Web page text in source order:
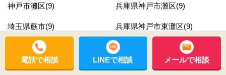
神戸市灘区(9) 兵庫県神戸市灘区(9)
埼玉県蕨市(9) 兵庫県神戸市東灘区(9)
兵庫県神戸市西区(9) 大阪府泉大津市(9)
沼津市(8) 大阪府羽曳野市(8)
電話で相談 LINEで相談 メールで相談